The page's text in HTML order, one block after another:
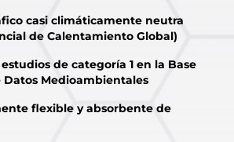
casi climáticamente neutra
de Calentamiento Global)
de categoría 1 en la Base
Datos Medioambientales
flexible y absorbente de